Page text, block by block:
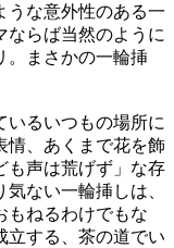
うな意外性のある一
ならば当然のように
。まさかの一輪挿
いるいつもの場所に
情、あくまで花を飾
も声は荒げず」な存
ない一輪挿しは、
もねるわけでもな
立する、茶の道でい